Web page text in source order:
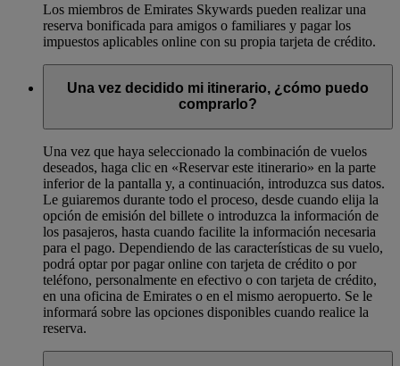
Los miembros de Emirates Skywards pueden realizar una
reserva bonificada para amigos o familiares y pagar los
impuestos aplicables online con su propia tarjeta de crédito.
Una vez decidido mi itinerario, ¿cómo puedo
comprarlo?
Una vez que haya seleccionado la combinación de vuelos
deseados, haga clic en «Reservar este itinerario» en la parte
inferior de la pantalla y, a continuación, introduzca sus datos.
Le guiaremos durante todo el proceso, desde cuando elija la
opción de emisión del billete o introduzca la información de
los pasajeros, hasta cuando facilite la información necesaria
para el pago. Dependiendo de las características de su vuelo,
podrá optar por pagar online con tarjeta de crédito o por
teléfono, personalmente en efectivo o con tarjeta de crédito,
en una oficina de Emirates o en el mismo aeropuerto. Se le
informará sobre las opciones disponibles cuando realice la
reserva.